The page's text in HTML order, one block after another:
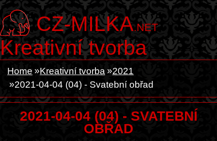
CZ-MILKA.NET
Kreativní tvorba
Home Kreativní tvorba
2021
2021-04-04 (04) - Svatební obřad
2021-04-04 (04) - SVATEBNÍ
OBŘAD